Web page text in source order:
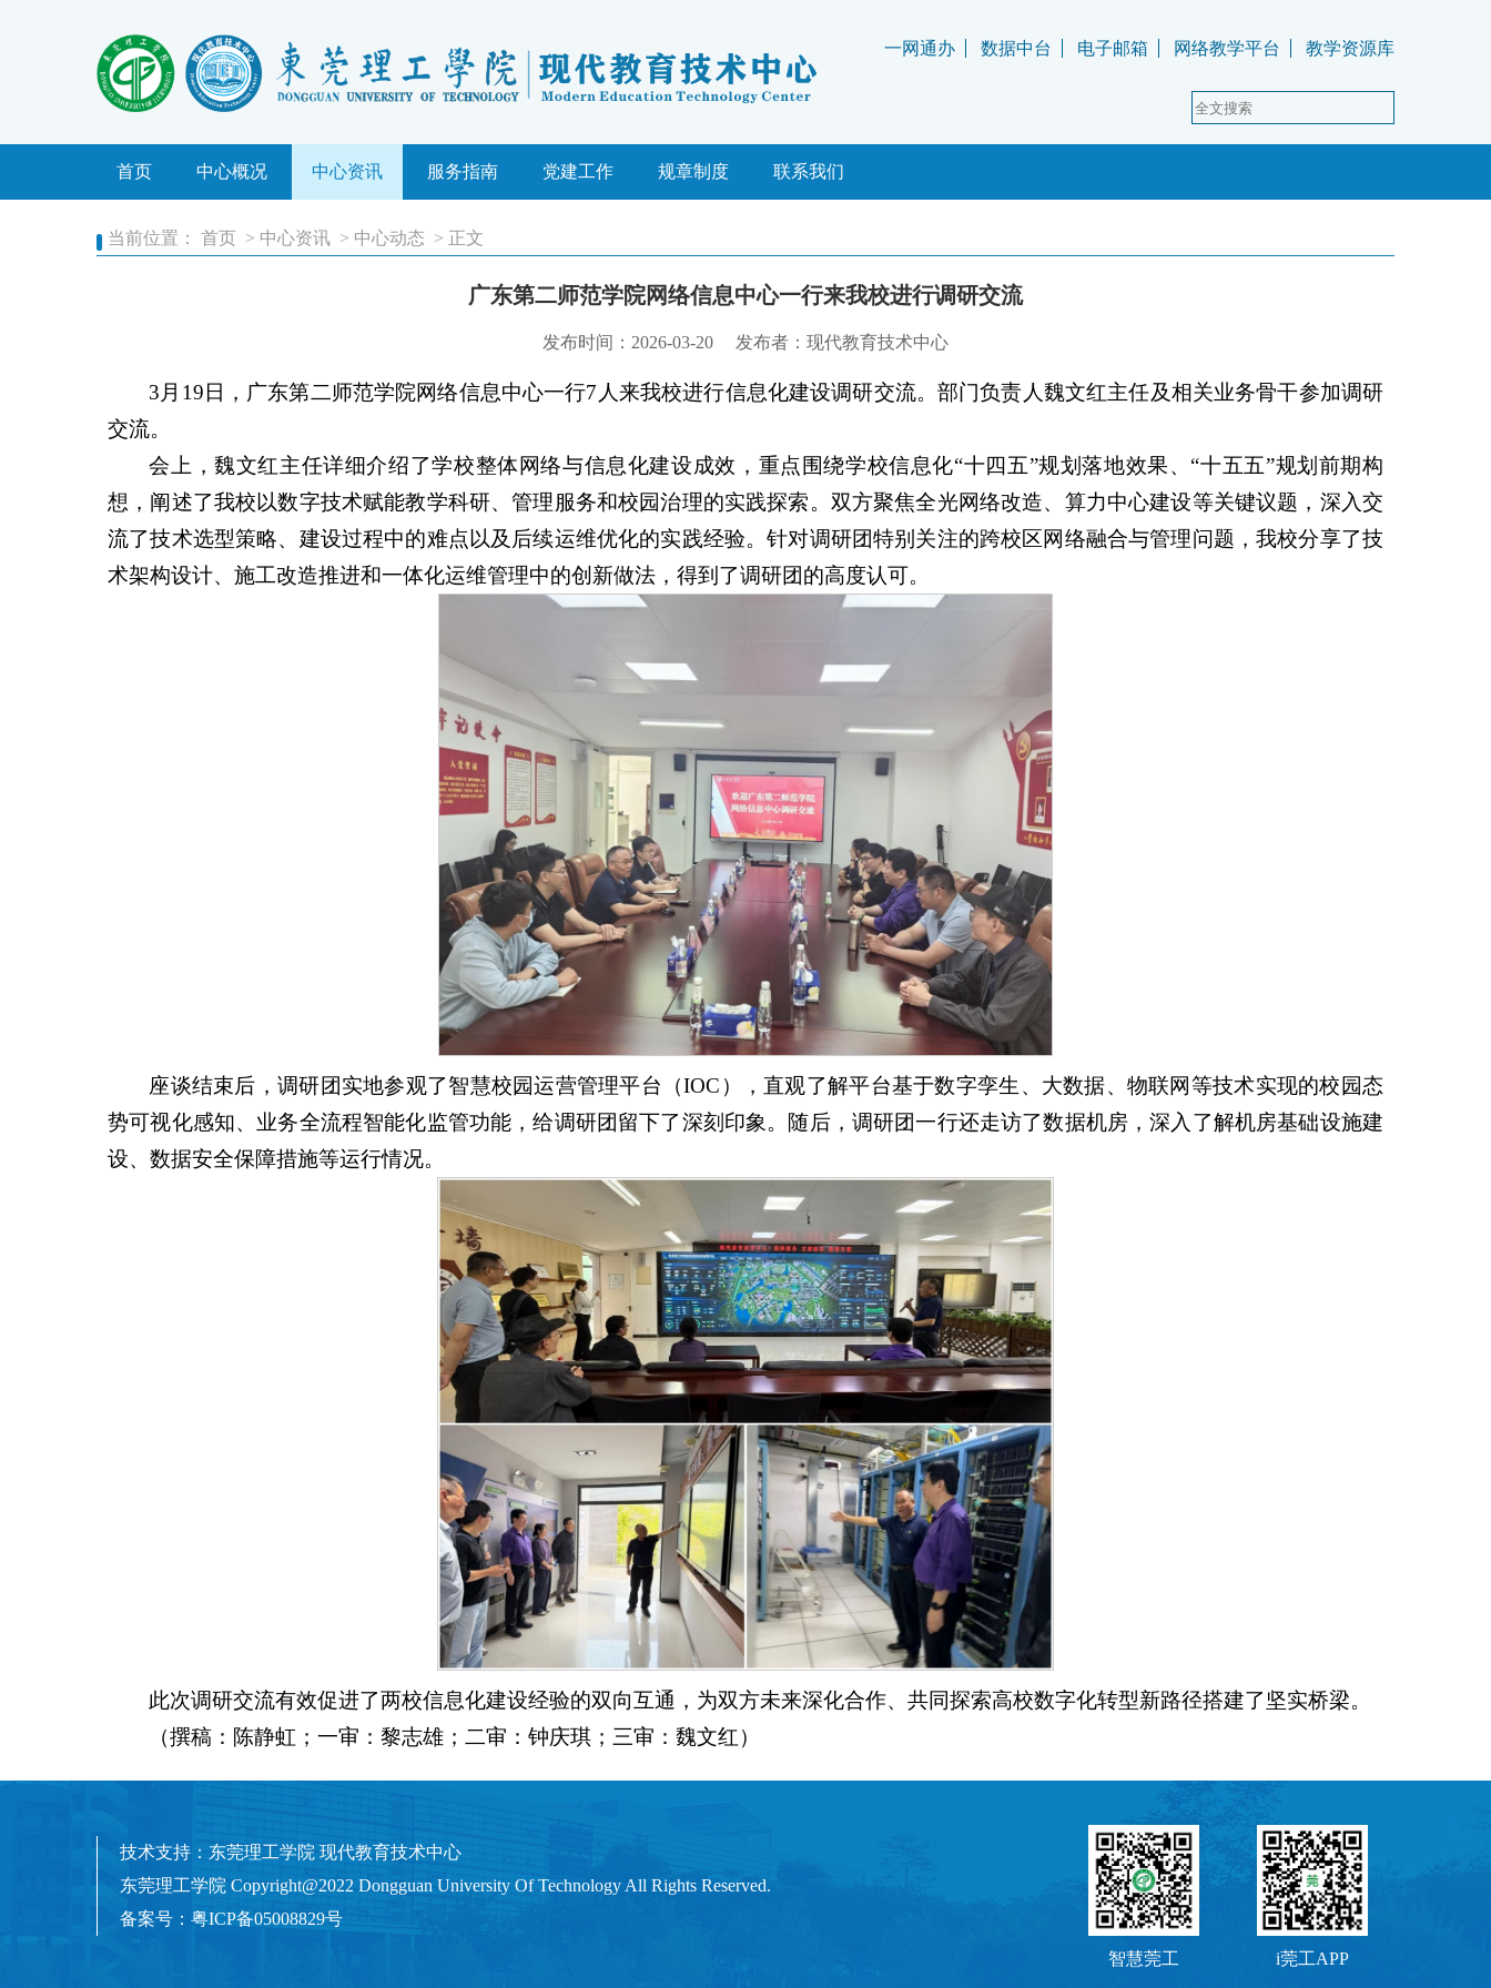
一网通办 数据中台 电子邮箱 网络教学平台 教学资源库
首页 中心概况
中心简介
工作职责
机构设置 中心资讯
中心动态
安全预警 服务指南
业务办理
常见问题 党建工作 规章制度
政府规章 联系我们
当前位置： 首页 > 中心资讯 > 中心动态 > 正文
广东第二师范学院网络信息中心一行来我校进行调研交流
发布时间：2026-03-20 发布者：现代教育技术中心
3月19日，广东第二师范学院网络信息中心一行7人来我校进行信息化建设调研交流。部门负责人魏文红主任及相关业务骨干参加调研
交流。
会上，魏文红主任详细介绍了学校整体网络与信息化建设成效，重点围绕学校信息化“十四五”规划落地效果、“十五五”规划前期构
想，阐述了我校以数字技术赋能教学科研、管理服务和校园治理的实践探索。双方聚焦全光网络改造、算力中心建设等关键议题，深入交
流了技术选型策略、建设过程中的难点以及后续运维优化的实践经验。针对调研团特别关注的跨校区网络融合与管理问题，我校分享了技
术架构设计、施工改造推进和一体化运维管理中的创新做法，得到了调研团的高度认可。
座谈结束后，调研团实地参观了智慧校园运营管理平台（IOC），直观了解平台基于数字孪生、大数据、物联网等技术实现的校园态
势可视化感知、业务全流程智能化监管功能，给调研团留下了深刻印象。随后，调研团一行还走访了数据机房，深入了解机房基础设施建
设、数据安全保障措施等运行情况。
此次调研交流有效促进了两校信息化建设经验的双向互通，为双方未来深化合作、共同探索高校数字化转型新路径搭建了坚实桥梁。
（撰稿：陈静虹；一审：黎志雄；二审：钟庆琪；三审：魏文红）
技术支持：东莞理工学院 现代教育技术中心
东莞理工学院 Copyright@2022 Dongguan University Of Technology All Rights Reserved.
备案号：粤ICP备05008829号
智慧莞工 i莞工APP